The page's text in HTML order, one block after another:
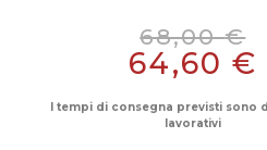
68,00€
64,60 €
I tempi di consegna previsti sono
lavorativi